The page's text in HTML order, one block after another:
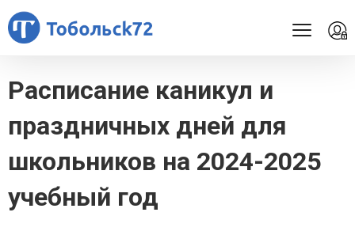
Расписание каникул и
праздничных дней для
школьников на 2024-2025
учебный год